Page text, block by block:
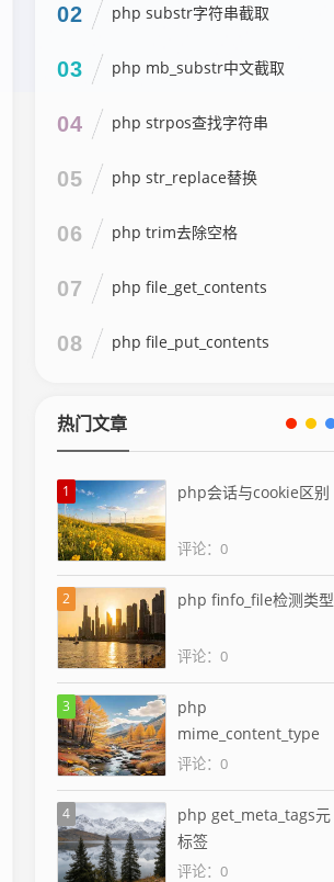
02 php substr字符串截取
03 php mb_substr中文截取
04 php strpos查找字符串
05 php str_replace替换
06 php trim去除空格
07 php file_get_contents
08 php file_put_contents
热门文章
1 php会话与cookie区别
评论：0
2 php finfo_file检测类型
评论：0
3
php
mime_content_type
评论：0
4
php get_meta_tags元
标签
评论：0